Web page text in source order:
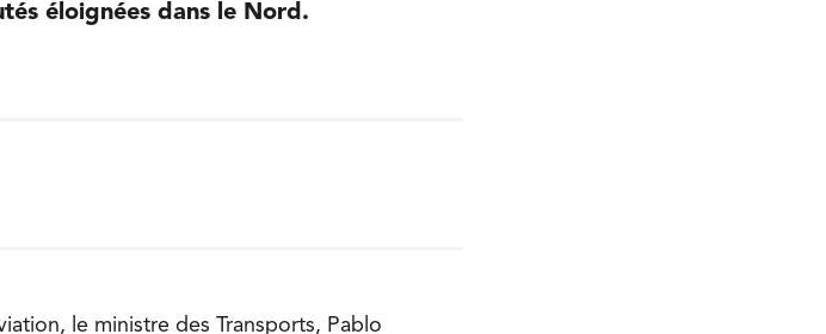
éloignées dans le Nord.
le ministre des Transports, Pablo